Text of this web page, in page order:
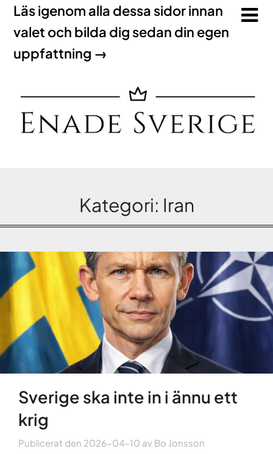
Läs igenom alla dessa sidor innan
valet och bilda dig sedan din egen
uppfattning →
Kategori: Iran
Sverige ska inte in i ännu ett
krig
Publicerat den 2026-04-10 av Bo Jonsson